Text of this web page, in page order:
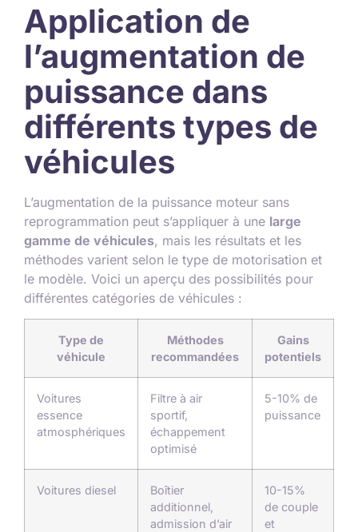
Application de
l’augmentation de
puissance dans
différents types de
véhicules
L’augmentation de la puissance moteur sans
reprogrammation peut s’appliquer à une large
gamme de véhicules, mais les résultats et les
méthodes varient selon le type de motorisation et
le modèle. Voici un aperçu des possibilités pour
différentes catégories de véhicules :
Type de
véhicule
Méthodes
recommandées
Gains
potentiels
Voitures
essence
atmosphériques
Filtre à air
sportif,
échappement
optimisé
5-10% de
puissance
Voitures diesel
Boîtier
additionnel,
admission d’air
10-15%
de couple
et